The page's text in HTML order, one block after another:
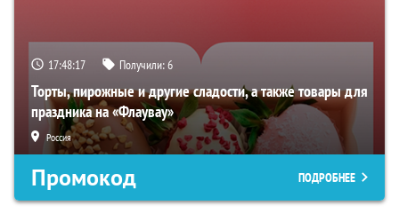
17:48:16 Получили:6
Торты, пирожные и другие сладости, а также товары для
праздника на «Флаувау»
Россия
Промокод ПОДРОБНЕЕ